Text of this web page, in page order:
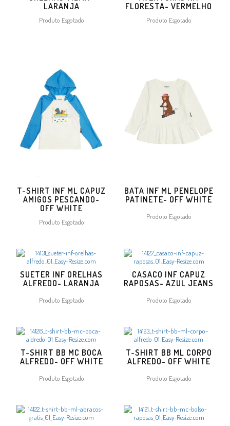
LARANJA
Produto Esgotado
FLORESTA- VERMELHO
Produto Esgotado
T-SHIRT INF ML CAPUZ
AMIGOS PESCANDO-
OFF WHITE
Produto Esgotado
BATA INF ML PENELOPE
PATINETE- OFF WHITE
Produto Esgotado
SUETER INF ORELHAS
ALFREDO- LARANJA
Produto Esgotado
CASACO INF CAPUZ
RAPOSAS- AZUL JEANS
Produto Esgotado
T-SHIRT BB MC BOCA
ALFREDO- OFF WHITE
Produto Esgotado
T-SHIRT BB ML CORPO
ALFREDO- OFF WHITE
Produto Esgotado